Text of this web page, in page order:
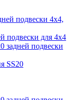
подвески 4х4,
подвески для 4х4
задней подвески
SS20